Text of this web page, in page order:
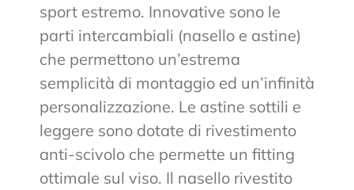
sport estremo. Innovative sono le
parti intercambiali (nasello e astine)
che permettono un’estrema
semplicità di montaggio ed un’infinità
personalizzazione. Le astine sottili e
leggere sono dotate di rivestimento
anti-scivolo che permette un fitting
ottimale sul viso. Il nasello rivestito